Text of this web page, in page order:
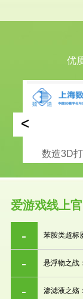
优
数造3D
<
爱游戏线上
苯胺类超标
悬浮物之战
渗滤液之殇